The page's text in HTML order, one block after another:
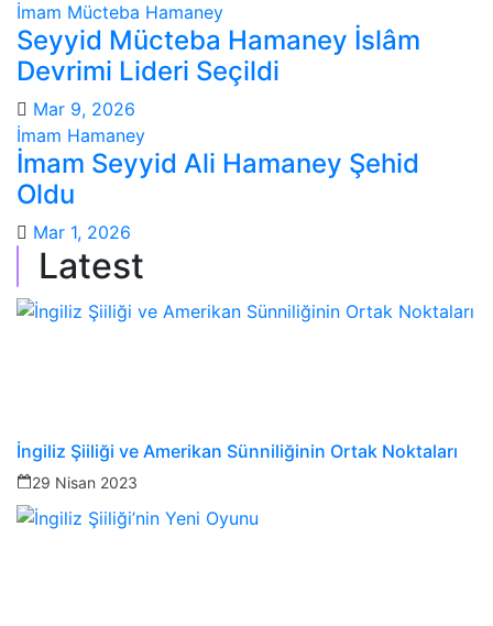
İmam Mücteba Hamaney
Seyyid Mücteba Hamaney İslâm
Devrimi Lideri Seçildi
Mar 9, 2026
İmam Hamaney
İmam Seyyid Ali Hamaney Şehid
Oldu
Mar 1, 2026
Latest
İngiliz Şiiliği ve Amerikan Sünniliğinin Ortak Noktaları
29 Nisan 2023